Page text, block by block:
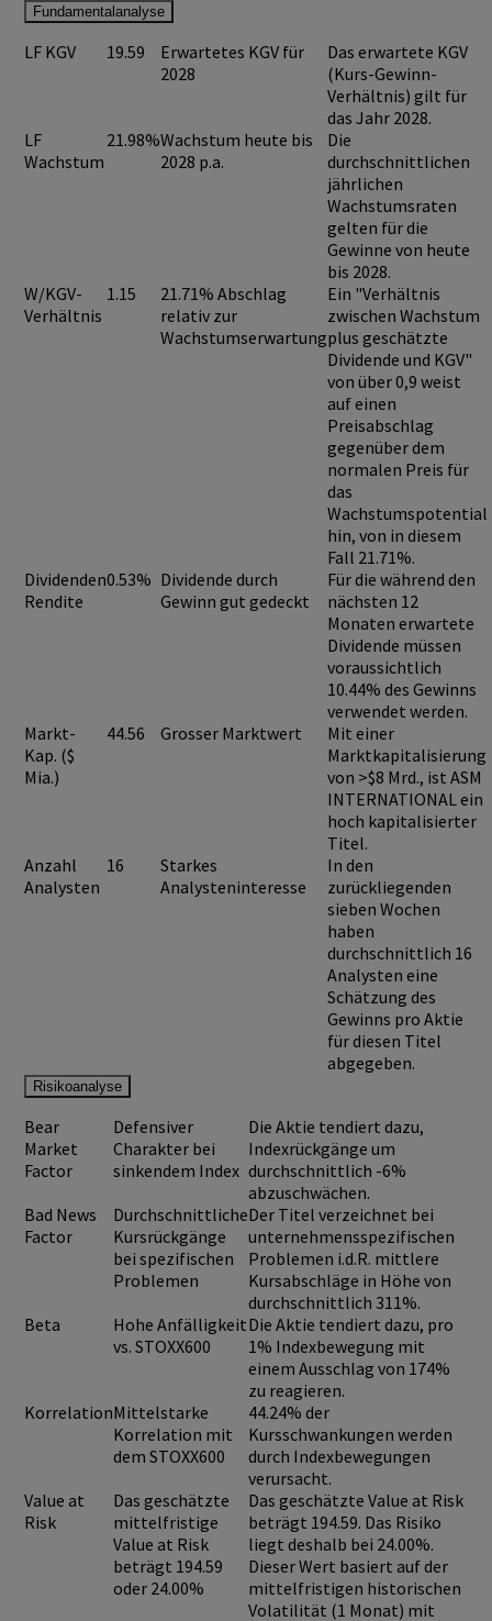
Fundamentalanalyse
LF KGV 19.59
Erwartetes KGV für
2028
Das erwartete KGV
(Kurs-Gewinn-
Verhältnis) gilt für
das Jahr 2028.
LF
Wachstum
21.98%Wachstum heute bis
2028 p.a.
Die
durchschnittlichen
jährlichen
Wachstumsraten
gelten für die
Gewinne von heute
bis 2028.
W/KGV-
Verhältnis
1.15
21.71% Abschlag
relativ zur
Wachstumserwartung
Ein "Verhältnis
zwischen Wachstum
plus geschätzte
Dividende und KGV"
von über 0,9 weist
auf einen
Preisabschlag
gegenüber dem
normalen Preis für
das
Wachstumspotential
hin, von in diesem
Fall 21.71%.
Dividenden
Rendite
0.53% Dividende durch
Gewinn gut gedeckt
Für die während den
nächsten 12
Monaten erwartete
Dividende müssen
voraussichtlich
10.44% des Gewinns
verwendet werden.
Markt-
Kap. ($
Mia.)
44.56 Grosser Marktwert
Mit einer
Marktkapitalisierung
von >$8 Mrd., ist ASM
INTERNATIONALein
hoch kapitalisierter
Titel.
Anzahl
Analysten
16
Starkes
Analysteninteresse
In den
zurückliegenden
sieben Wochen
haben
durchschnittlich 16
Analysten eine
Schätzung des
Gewinns pro Aktie
für diesen Titel
abgegeben.
Risikoanalyse
Bear
Market
Factor
Defensiver
Charakter bei
sinkendem Index
Die Aktie tendiert dazu,
Indexrückgänge um
durchschnittlich -6%
abzuschwächen.
Bad News
Factor
Durchschnittliche
Kursrückgänge
bei spezifischen
Problemen
Der Titel verzeichnet bei
unternehmensspezifischen
Problemen i.d.R. mittlere
Kursabschläge in Höhe von
durchschnittlich 311%.
Beta
Hohe Anfälligkeit
vs. STOXX600
Die Aktie tendiert dazu, pro
1% Indexbewegung mit
einem Ausschlag von 174%
zu reagieren.
KorrelationMittelstarke
Korrelation mit
dem STOXX600
44.24% der
Kursschwankungen werden
durch Indexbewegungen
verursacht.
Value at
Risk
Das geschätzte
mittelfristige
Value at Risk
beträgt 194.59
oder 24.00%
Das geschätzte Value at Risk
beträgt 194.59. Das Risiko
liegt deshalb bei 24.00%.
Dieser Wert basiert auf der
mittelfristigen historischen
Volatilität (1 Monat) mit